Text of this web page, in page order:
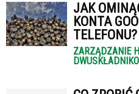
JAK
KONTA
TELEFONU?
ZARZĄDZANIE